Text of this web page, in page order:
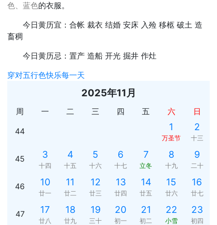
色、蓝色的衣服。
今日黄历宜：合帐 裁衣 结婚 安床 入殓 移柩 破土 造
畜稠
今日黄历忌：置产 造船 开光 掘井 作灶
穿对五行色快乐每一天
2025年11月
周 一 二 三 四 五 六 日
44 1
万圣节
2
十三
45 3
十四
4
十五
5
十六
6
十七
7
立冬
8
十九
9
二十
46 10
廿一
11
廿二
12
廿三
13
廿四
14
廿五
15
廿六
16
廿七
47 17
廿八
18
廿九
19
三十
20
初一
21
初二
22
小雪
23
初四